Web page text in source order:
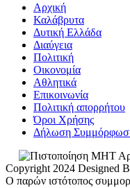
Αρχική
Καλάβρυτα
Δυτική Ελλάδα
Διαύγεια
Πολιτική
Οικονομία
Αθλητικά
Επικοινωνία
Πολιτική απορρήτου
Όροι Χρήσης
Δήλωση
Copyright 2024 Designed
Ο παρών ιστότοπος